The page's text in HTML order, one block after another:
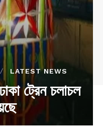
LATEST NEWS
ট্রেন চলাচল